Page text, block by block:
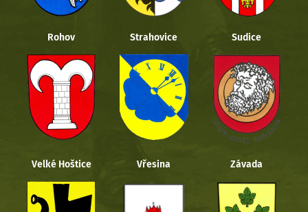
Rohov Strahovice Sudice
Velké Hoštice Vřesina Závada